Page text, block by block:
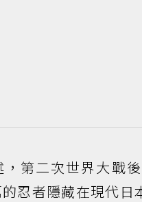
，第二次世界大戰
忍者隱藏在現代